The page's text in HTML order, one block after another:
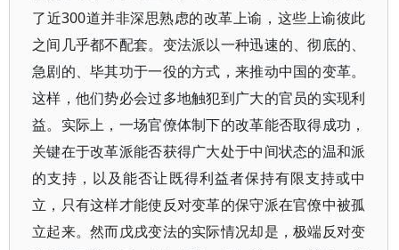
了近300道并非深思熟虑的改革上谕，这些上谕彼此
之间几乎都不配套。变法派以一种迅速的、彻底的、
急剧的、毕其功于一役的方式，来推动中国的变革。
这样，他们势必会过多地触犯到广大的官员的实现利
益。实际上，一场官僚体制下的改革能否取得成功，
关键在于改革派能否获得广大处于中间状态的温和派
的支持，以及能否让既得利益者保持有限支持或中
立，只有这样才能使反对变革的保守派在官僚中被孤
立起来。然而戊戌变法的实际情况却是，极端反对变